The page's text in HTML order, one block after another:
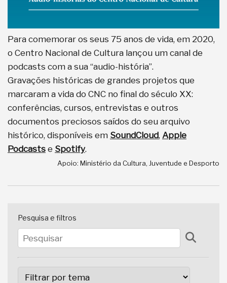
Para comemorar os seus 75 anos de vida, em 2020,
o Centro Nacional de Cultura lançou um canal de
podcasts com a sua “audio-história”.
Gravações históricas de grandes projetos que
marcaram a vida do CNC no final do século XX:
conferências, cursos, entrevistas e outros
documentos preciosos saídos do seu arquivo
histórico, disponíveis em SoundCloud, Apple
Podcasts e Spotify.
Apoio: Ministério da Cultura, Juventude e Desporto
Pesquisa e filtros